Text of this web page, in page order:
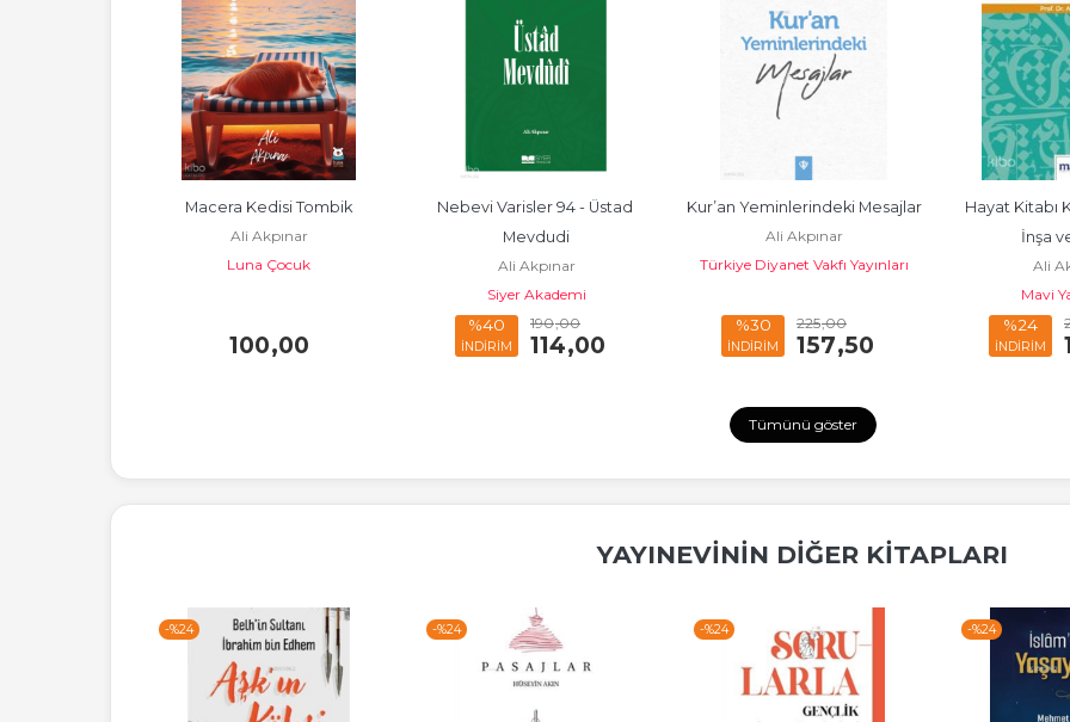
Macera Kedisi Tombik
Ali Akpınar
Luna Çocuk
100,00
Nebevi Varisler 94 - Üstad
Mevdudi
Ali Akpınar
Siyer Akademi
%40
İNDİRİM
190,00
114,00
Kur’an Yeminlerindeki Mesajlar
Ali Akpınar
Türkiye Diyanet Vakfı Yayınları
%30
İNDİRİM
225,00
157,50
Hayat Kitabı
İnşa
Ali
Mavi
%24
İNDİRİM
Tümünü göster
YAYINEVININ DIĞER KITAPLARI
-%24 -%24 -%24 -%24